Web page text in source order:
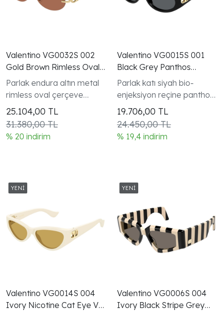
Valentino VG0032S 002
Gold Brown Rimless Oval
VLogo Gunes Gozlugu
Parlak endura altın metal
rimless oval çerçeve
büyük VLogo
25.104,00 TL
31.380,00 TL
% 20 indirim
Valentino VG0015S 001
Black Grey Panthos
VLogo Gunes Gozlugu
Parlak katı siyah bio-
enjeksiyon reçine panthos
tam kenarlı çerçeve V
Logo koleksiyonu kadın
modeli
19.706,00 TL
24.450,00 TL
% 19,4 indirim
Valentino VG0014S 004
Ivory Nicotine Cat Eye V
Valentino VG0006S 004
Ivory Black Stripe Grey